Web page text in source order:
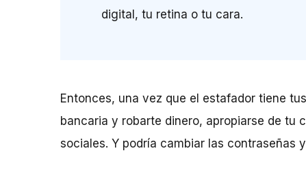
digital, tu retina o tu cara.
Entonces, una vez que el estafador tiene
bancaria y robarte dinero, apropiarse de tu
sociales. Y podría cambiar las contraseñas